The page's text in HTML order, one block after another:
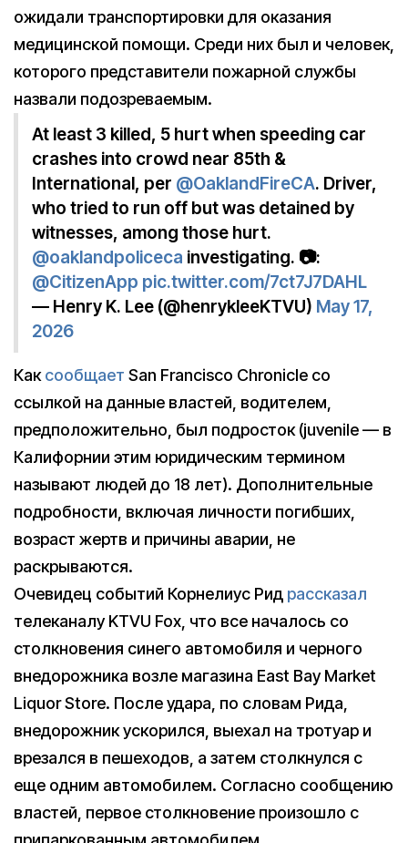
ожидали транспортировки для оказания
медицинской помощи. Среди них был и человек,
которого представители пожарной службы
назвали подозреваемым.
At least 3 killed, 5 hurt when speeding car
crashes into crowd near 85th &
International, per @OaklandFireCA. Driver,
who tried to run off but was detained by
witnesses, among those hurt.
@oaklandpoliceca investigating. 📷:
@CitizenApp pic.twitter.com/7ct7J7DAHL
— Henry K. Lee (@henrykleeKTVU) May 17,
2026
Каксообщает San Francisco Chronicle со
ссылкой на данные властей, водителем,
предположительно, был подросток (juvenile — в
Калифорнии этим юридическим термином
называют людей до 18 лет). Дополнительные
подробности, включая личности погибших,
возраст жертв и причины аварии, не
раскрываются.
Очевидец событий Корнелиус Рид рассказал
телеканалу KTVU Fox, что все началось со
столкновения синего автомобиля и черного
внедорожника возле магазина East Bay Market
Liquor Store. После удара, по словам Рида,
внедорожник ускорился, выехал на тротуар и
врезался в пешеходов, а затем столкнулся с
еще одним автомобилем. Согласно сообщению
властей, первое столкновение произошло с